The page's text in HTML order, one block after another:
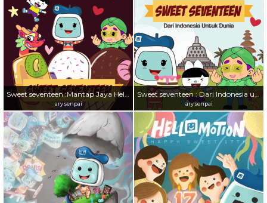
Sweet seventeen :Mantap Jaya Hellomotion
ary senpai
Sweet seventeen : Dari Indonesia untuk dunia
ary senpai